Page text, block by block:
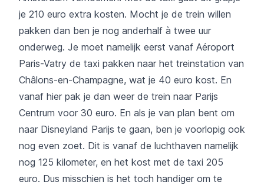
je 210 euro extra kosten. Mocht je de trein willen
pakken dan ben je nog anderhalf à twee uur
onderweg. Je moet namelijk eerst vanaf Aéroport
Paris-Vatry de taxi pakken naar het treinstation van
Châlons-en-Champagne, wat je 40 euro kost. En
vanaf hier pak je dan weer de trein naar Parijs
Centrum voor 30 euro. En als je van plan bent om
naar Disneyland Parijs te gaan, ben je voorlopig ook
nog even zoet. Dit is vanaf de luchthaven namelijk
nog 125 kilometer, en het kost met de taxi 205
euro. Dus misschien is het toch handiger om te